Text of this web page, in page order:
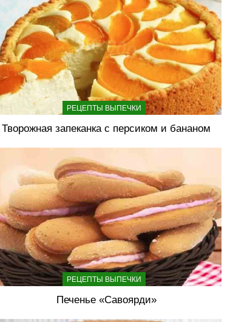
РЕЦЕПТЫ ВЫПЕЧКИ
Творожная запеканка с персиком и бананом
РЕЦЕПТЫ ВЫПЕЧКИ
Печенье «Савоярди»